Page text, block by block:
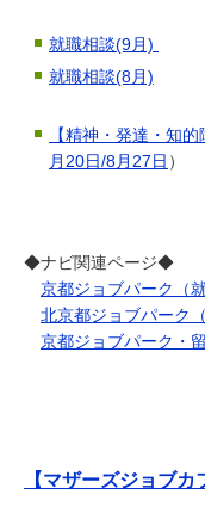
就職相談(9月)
就職相談(8月)
【精神・発達・知
月20日/8月27日 ）
◆ナビ関連ページ◆
京都ジョブパーク（就
北京都ジョブパーク
京都ジョブパーク・
【マザーズジョブカ